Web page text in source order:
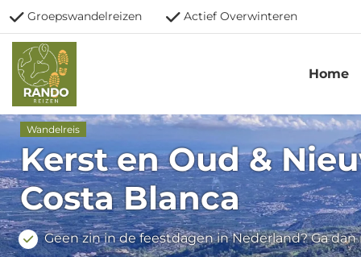
Groepswandelreizen Actief Overwinteren
Home
Wandelreis
Kerst en Oud &
Costa Blanca
Geen zin in de feestdagen in Nederland? Ga